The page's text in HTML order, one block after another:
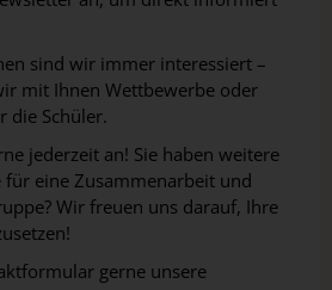
sind wir immer interessiert –
mit Ihnen Wettbewerbe oder
die Schüler.
jederzeit an! Sie haben weitere
für eine Zusammenarbeit und
Wir freuen uns darauf, Ihre
gerne unsere